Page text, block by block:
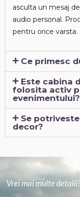
asculta un mesaj
audio personal.
pentru orice varsta.
Ce primesc
Este cabina
folosita activ
evenimentului?
Se
decor?
Vrei mai multe